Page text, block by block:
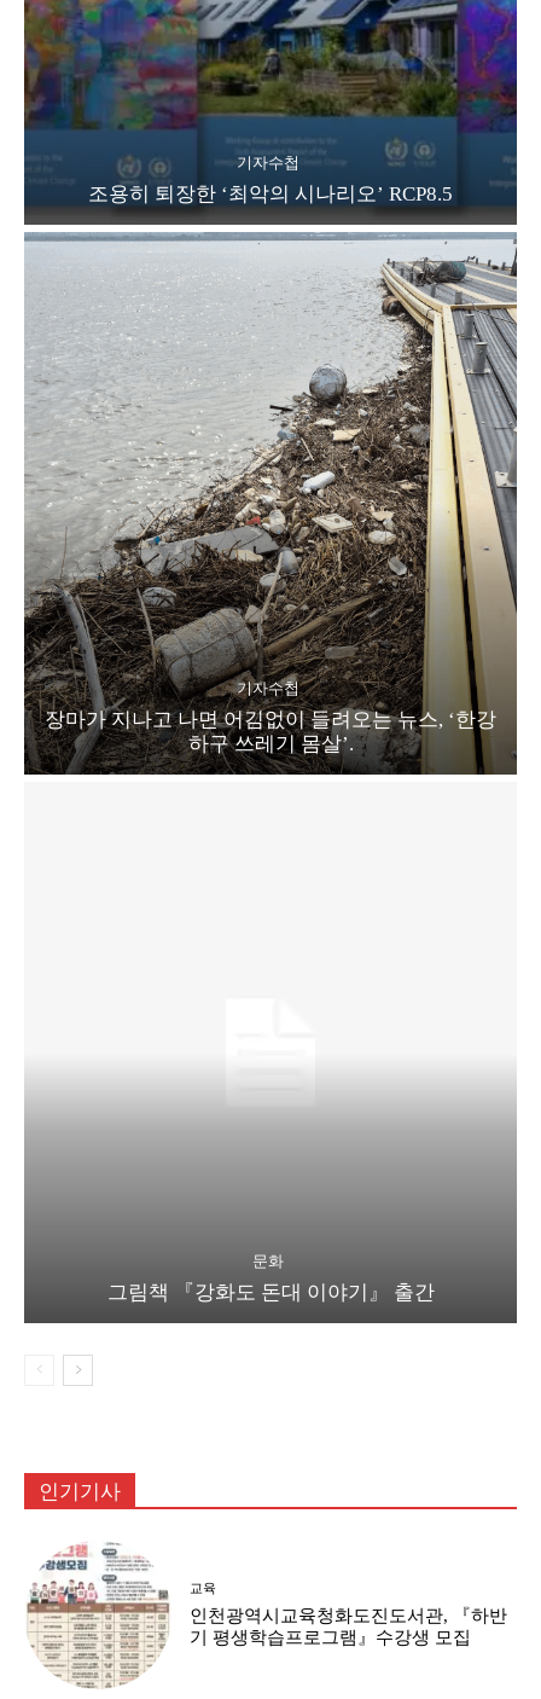
기자수첩
조용히 퇴장한 ‘최악의 시나리오’ RCP8.5
기자수첩
장마가 지나고 나면 어김없이 들려오는 뉴스, ‘한강
하구 쓰레기 몸살’.
문화
그림책 『강화도 돈대 이야기』 출간
인기기사
교육
인천광역시교육청화도진도서관, 『하반
기 평생학습프로그램』수강생 모집